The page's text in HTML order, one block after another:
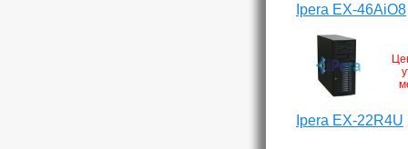
Ipera EX-46AiO8
Ipera EX-22R4U